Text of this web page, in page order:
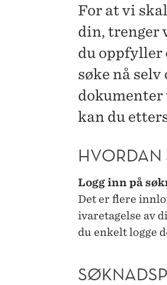
For at vi
din, trenger
du oppfyller
søke nå
dokumenter
kan du
HVORDAN
Logg inn på
Det er flere
ivaretagelse av
du enkelt logge